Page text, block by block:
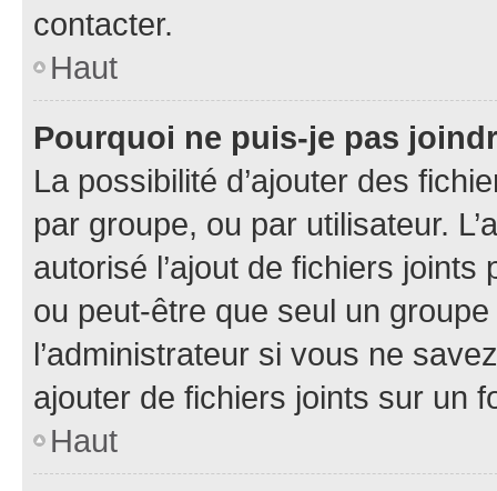
contacter.
Haut
Pourquoi ne puis-je pas
La possibilité d’ajouter des
par groupe, ou par utilisateur.
autorisé l’ajout de fichiers
ou peut-être que seul un
l’administrateur si vous ne
ajouter de fichiers joints sur un
Haut